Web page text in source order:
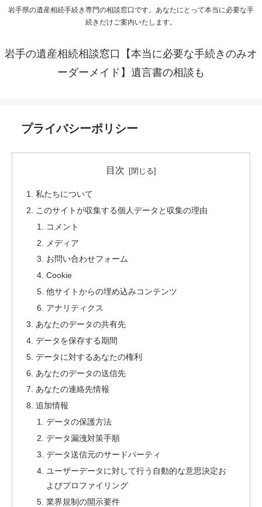
岩手県の遺産相続手続き専門の相談窓口です。あなたにとって本当に必要な手
続きだけご案内いたします。
岩手の遺産相続相談窓口【本当に必要な手続きのみオ
ーダーメイド】遺言書の相談も
プライバシーポリシー
目次
私たちについて
このサイトが収集する個人データと収集の理由
コメント
メディア
お問い合わせフォーム
Cookie
他サイトからの埋め込みコンテンツ
アナリティクス
あなたのデータの共有先
データを保存する期間
データに対するあなたの権利
あなたのデータの送信先
あなたの連絡先情報
追加情報
データの保護方法
データ漏洩対策手順
データ送信元のサードパーティ
ユーザーデータに対して行う自動的な意思決定お
よびプロファイリング
業界規制の開示要件